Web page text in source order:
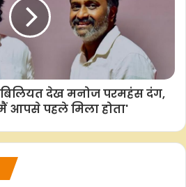
r
e
देख मनोज परमहंस दंग,
आपसे पहले मिला होता'